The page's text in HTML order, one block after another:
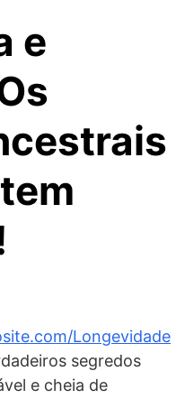
e
Longevidade
segredos
e cheia de